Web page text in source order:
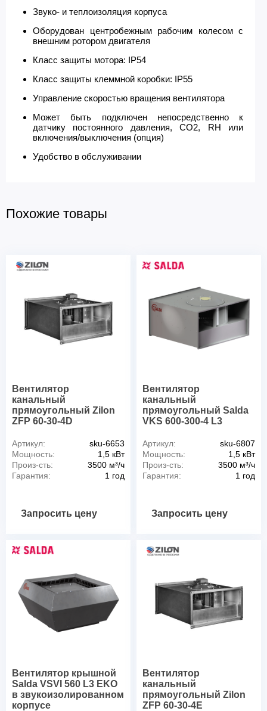
Звуко- и теплоизоляция корпуса
Оборудован центробежным рабочим колесом с
внешним ротором двигателя
Класс защиты мотора: IP54
Класс защиты клеммной коробки: IP55
Управление скоростью вращения вентилятора
Может быть подключен непосредственно к
датчику постоянного давления, CO2, RH или
включения/выключения (опция)
Удобство в обслуживании
Похожие товары
Вентилятор
канальный
прямоугольный Zilon
ZFP 60-30-4D
Артикул:
sku-6653
Мощность:
1,5 кВт
Произ-сть:
3500 м³/ч
Гарантия:
1 год
Запросить цену
Вентилятор
канальный
прямоугольный Salda
VKS 600-300-4 L3
Артикул:
sku-6807
Мощность:
1,5 кВт
Произ-сть:
3500 м³/ч
Гарантия:
1 год
Запросить цену
Вентилятор крышной
Salda VSVI 560 L3 EKO
в звукоизолированном
корпусе
Вентилятор
канальный
прямоугольный Zilon
ZFP 60-30-4E